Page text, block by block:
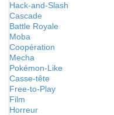
Hack-and-Slash
Cascade
Battle Royale
Moba
Coopération
Mecha
Pokémon-Like
Casse-tête
Free-to-Play
Film
Horreur